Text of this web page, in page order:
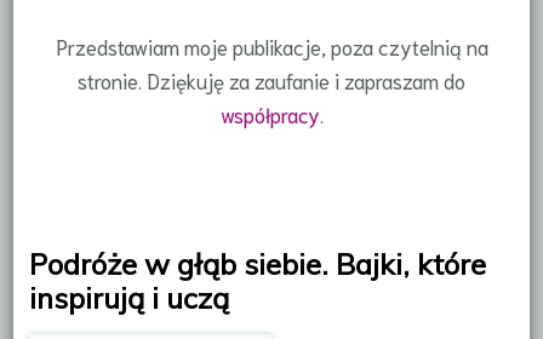
Przedstawiam moje publikacje, poza czytelnią na
stronie. Dziękuję za zaufanie i zapraszam do
współpracy
Podróże w głąb siebie. Bajki, które
inspirują i uczą